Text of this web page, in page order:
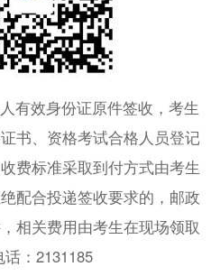
有效身份证原件签收，考生
书、资格考试合格人员登记
费标准采取到付方式由考生
配合投递签收要求的，邮政
相关费用由考生在现场领取
：2131185